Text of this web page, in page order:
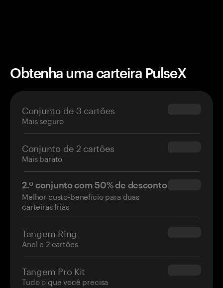
Obtenha uma carteira PulseX
Conjunto de 3 cartões
Mais seguro
$69.90
Conjunto de 2 cartões
Mais barato
$54.90
2.º conjunto com 50% de desconto
Melhor custo-benefício para duas
carteiras frias
$34.95
Tangem Ring
Anel e 2 cartões
$160.00
Tangem Pro Kit
Tudo o que você precisa
$180.00